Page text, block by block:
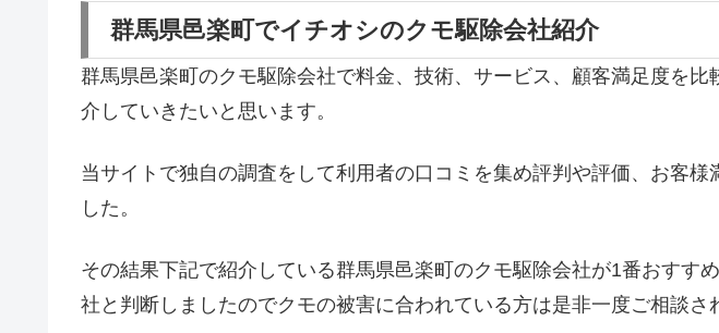
群馬県邑楽町でイチオシのクモ駆除会社紹介
群馬県邑楽町のクモ駆除会社で料金、技術、サービス、顧客満足度を比
介していきたいと思います。
当サイトで独自の調査をして利用者の口コミを集め評判や評価、お客様
した。
その結果下記で紹介している群馬県邑楽町のクモ駆除会社が1番おすす
社と判断しましたのでクモの被害に合われている方は是非一度ご相談さ